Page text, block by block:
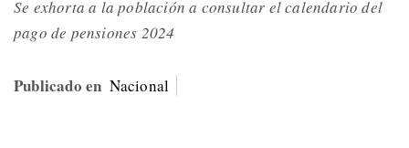
Se exhorta a la población a consultar el calendario del
pago de pensiones 2024
Publicado en Nacional